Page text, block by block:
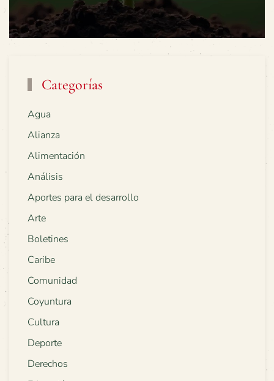
Categorías
Agua
Alianza
Alimentación
Análisis
Aportes para el desarrollo
Arte
Boletines
Caribe
Comunidad
Coyuntura
Cultura
Deporte
Derechos